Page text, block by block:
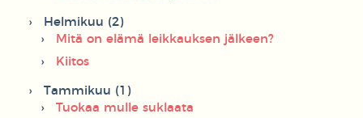
Helmikuu (2)
Mitä on elämä leikkauksen jälkeen?
Kiitos
Tammikuu (1)
Tuokaa mulle suklaata